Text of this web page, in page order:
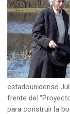
estadounidense
frente del
para construir la